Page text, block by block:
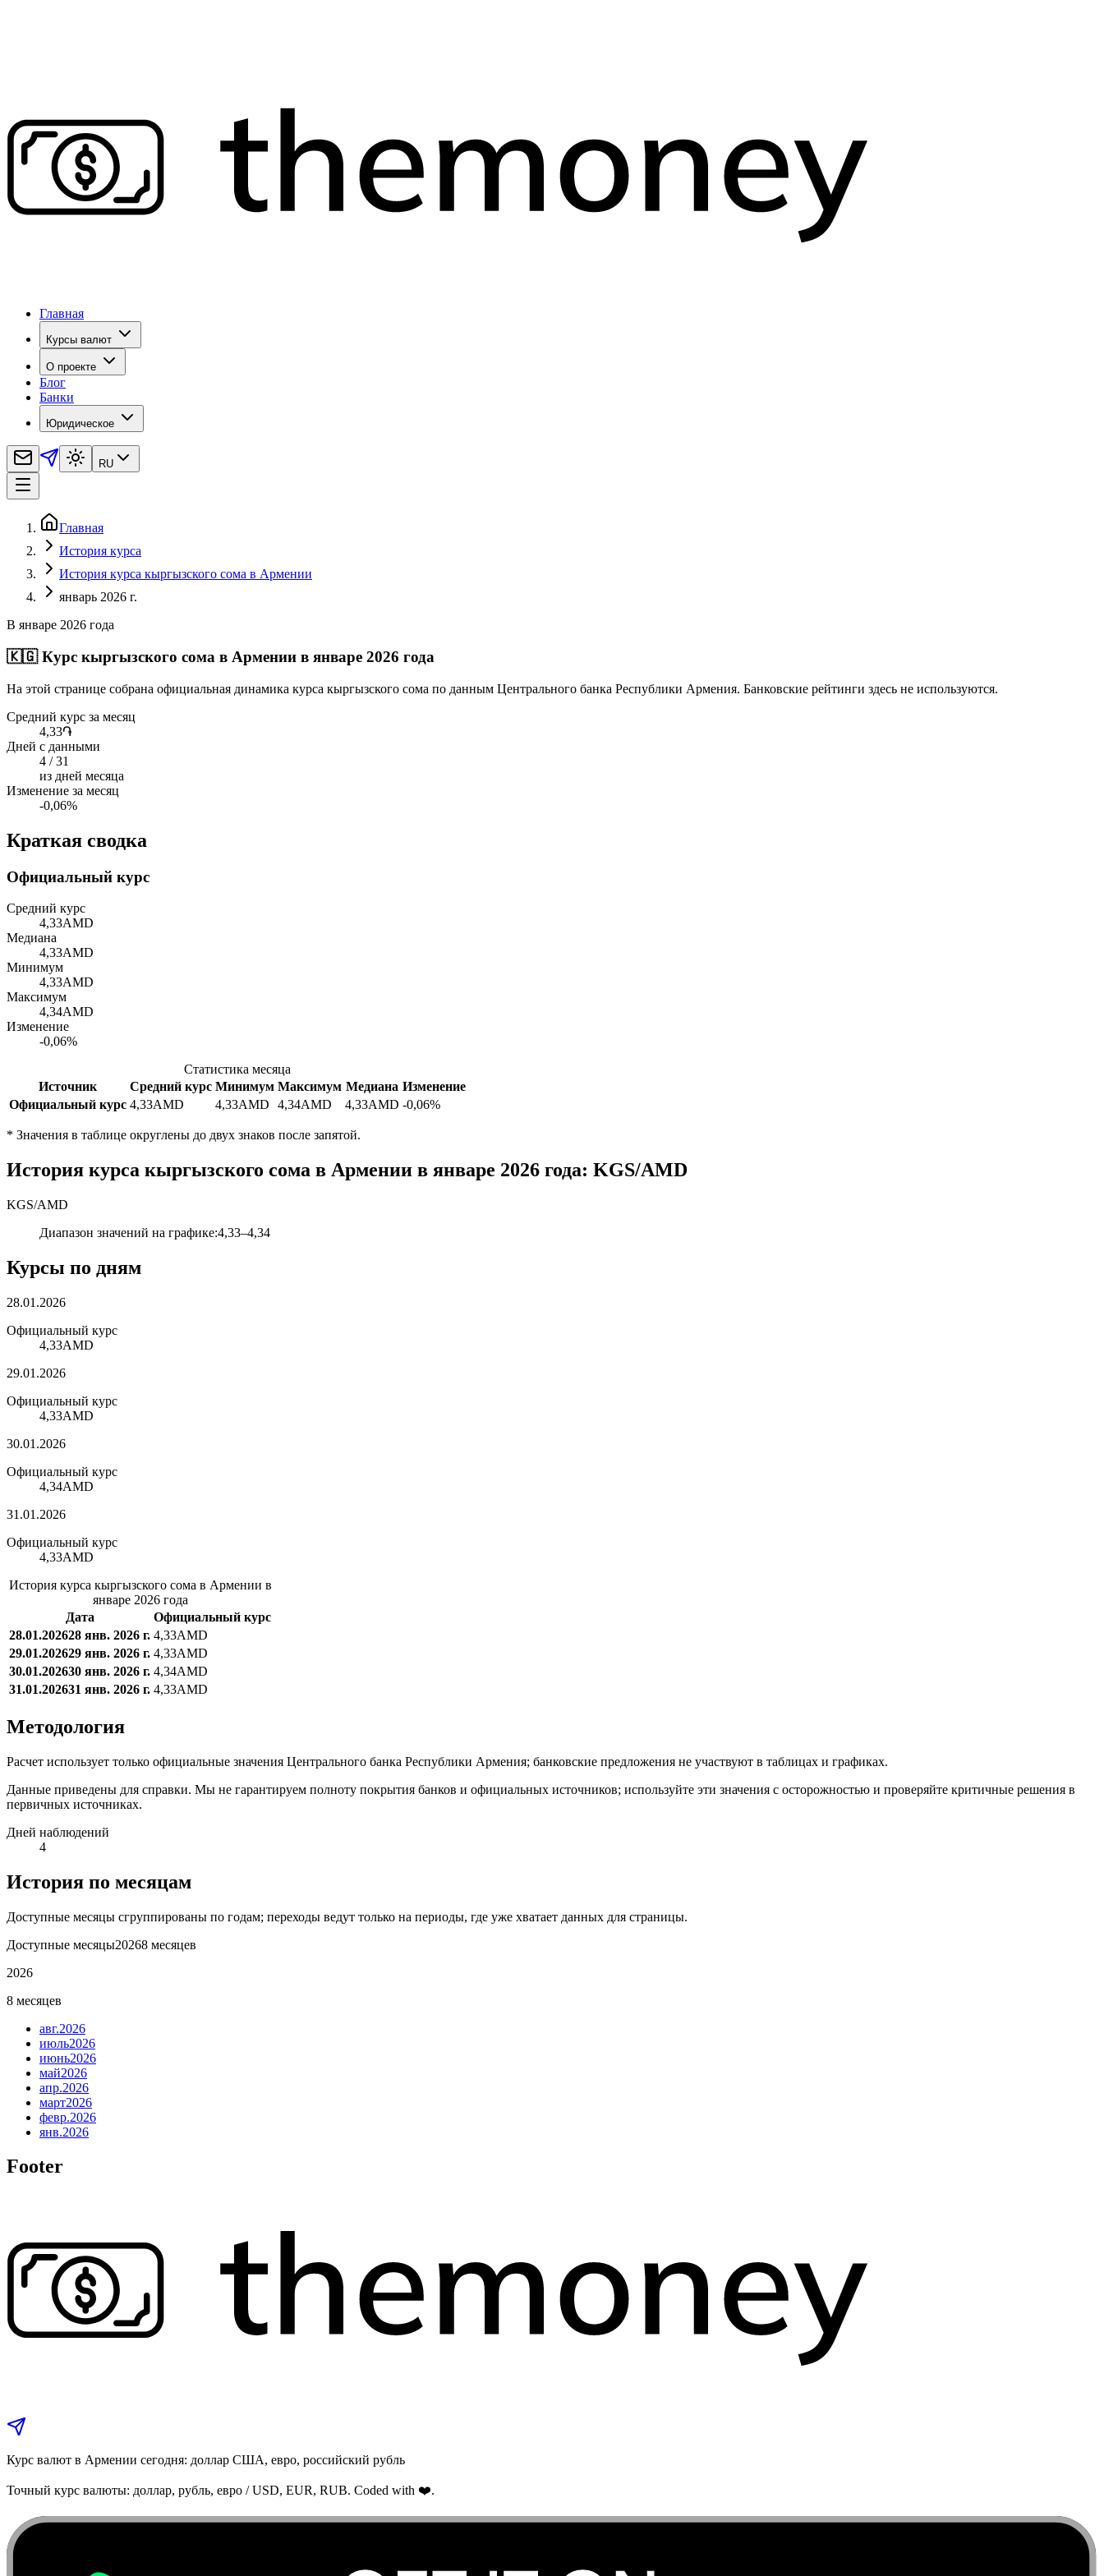
Главная
Курсы валют
О проекте
Блог
Банки
Юридическое
RU
Главная
История курса
История курса кыргызского сома в Армении
январь 2026 г.
В январе 2026 года
🇰🇬 Курс кыргызского сома в Армении в январе 2026 года
На этой странице собрана официальная динамика курса кыргызского сома по данным Центрального банка Республики Армения. Банковские рейтинги здесь не используются.
Средний курс за месяц
4,33֏
Дней с данными
4 / 31
из дней месяца
Изменение за месяц
-0,06%
Краткая сводка
Официальный курс
Средний курс
4,33AMD
Медиана
4,33AMD
Минимум
4,33AMD
Максимум
4,34AMD
Изменение
-0,06%
Статистика месяца
Источник
Средний курс Минимум Максимум Медиана Изменение
Официальный курс 4,33AMD 4,33AMD 4,34AMD 4,33AMD -0,06%
* Значения в таблице округлены до двух знаков после запятой.
История курса кыргызского сома в Армении в январе 2026 года: KGS/AMD
KGS/AMD
Диапазон значений на графике:4,33–4,34
Курсы по дням
28.01.2026
Официальный курс
4,33AMD
29.01.2026
Официальный курс
4,33AMD
30.01.2026
Официальный курс
4,34AMD
31.01.2026
Официальный курс
4,33AMD
История курса кыргызского сома в Армении в
январе 2026 года
Дата
Официальный курс
28.01.202628 янв. 2026 г. 4,33AMD
29.01.202629 янв. 2026 г. 4,33AMD
30.01.202630 янв. 2026 г. 4,34AMD
31.01.202631 янв. 2026 г. 4,33AMD
Методология
Расчет использует только официальные значения Центрального банка Республики Армения; банковские предложения не участвуют в таблицах и графиках.
Данные приведены для справки. Мы не гарантируем полноту покрытия банков и официальных источников; используйте эти значения с осторожностью и проверяйте критичные решения в
первичных источниках.
Дней наблюдений
4
История по месяцам
Доступные месяцы сгруппированы по годам; переходы ведут только на периоды, где уже хватает данных для страницы.
Доступные месяцы20268 месяцев
2026
8 месяцев
авг.2026
июль2026
июнь2026
май2026
апр.2026
март2026
февр.2026
янв.2026
Footer
Курс валют в Армении сегодня: доллар США, евро, российский рубль
Точный курс валюты: доллар, рубль, евро / USD, EUR, RUB. Coded with ❤️.